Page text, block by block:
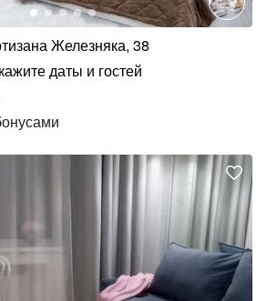
Железняка, 38
даты и гостей